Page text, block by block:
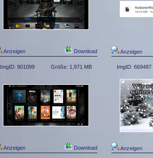
Anzeigen Download Anzeigen
ImgID: 901099 Größe: 1,971 MB
Anzeigen Download
ImgID: 669487
Anzeigen